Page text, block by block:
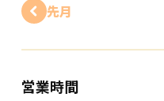
先月
営業時間